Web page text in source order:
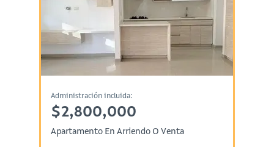
Administración incluida:
$2,800,000
Apartamento En Arriendo O Venta